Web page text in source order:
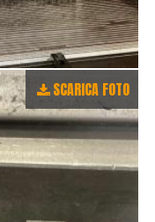
SCARICA FOTO